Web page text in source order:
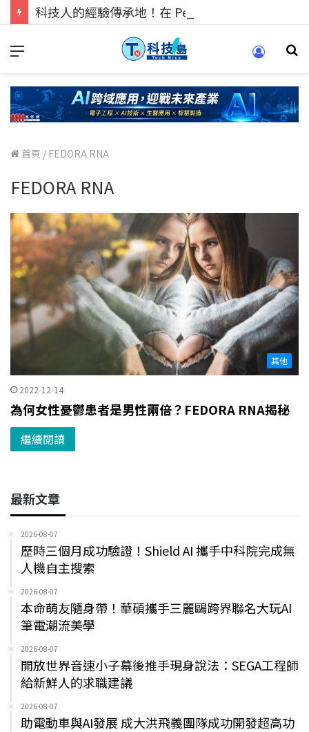
首頁 / FEDORA RNA
FEDORA RNA
其他
2022-12-14
為何女性憂鬱患者是男性兩倍？FEDORA RNA揭秘
繼續閱讀
最新文章
2026-08-07
歷時三個月成功驗證！Shield AI 攜手中科院完成無
人機自主搜索
2026-08-07
本命萌友隨身帶！華碩攜手三麗鷗跨界聯名大玩AI
筆電潮流美學
2026-08-07
開放世界音速小子幕後推手現身說法：SEGA工程師
給新鮮人的求職建議
2026-08-07
助電動車與AI發展 成大洪飛義團隊成功開發超高功